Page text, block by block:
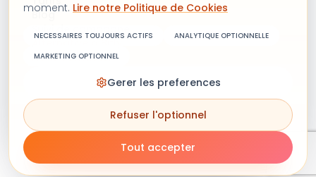
moment. Lire notre Politique de Cookies
NECESSAIRES TOUJOURS ACTIFS
ANALYTIQUE OPTIONNELLE
MARKETING OPTIONNEL
Gerer les preferences
Refuser l'optionnel
Tout accepter
Blog
Nous contacter
Conditions généralesPolitique de confidentialité
Politique de cookies
Copyright © 2026 Shorturl. Tous droits réservés.